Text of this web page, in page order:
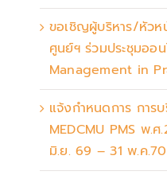
ขอเชิญผู้บริหาร/หัวห
ศูนย์ฯ ร่วมประชุมออ
Management in
แจ้งกำหนดการ การ
MEDCMU PMS พ.
มิ.ย. 69 – 31 พ.ค.70